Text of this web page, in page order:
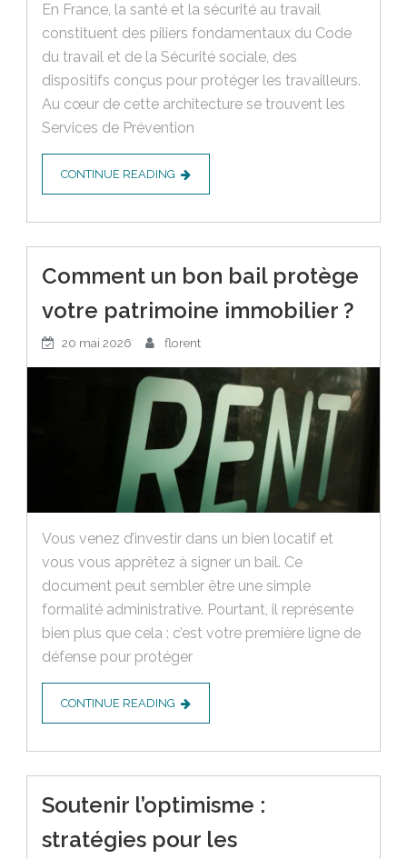
En France, la santé et la sécurité au travail
constituent des piliers fondamentaux du Code
du travail et de la Sécurité sociale, des
dispositifs conçus pour protéger les travailleurs.
Au cœur de cette architecture se trouvent les
Services de Prévention
CONTINUE READING
Comment un bon bail protège
votre patrimoine immobilier ?
20 mai 2026 florent
Vous venez d’investir dans un bien locatif et
vous vous apprêtez à signer un bail. Ce
document peut sembler être une simple
formalité administrative. Pourtant, il représente
bien plus que cela : c’est votre première ligne de
défense pour protéger
CONTINUE READING
Soutenir l’optimisme :
stratégies pour les